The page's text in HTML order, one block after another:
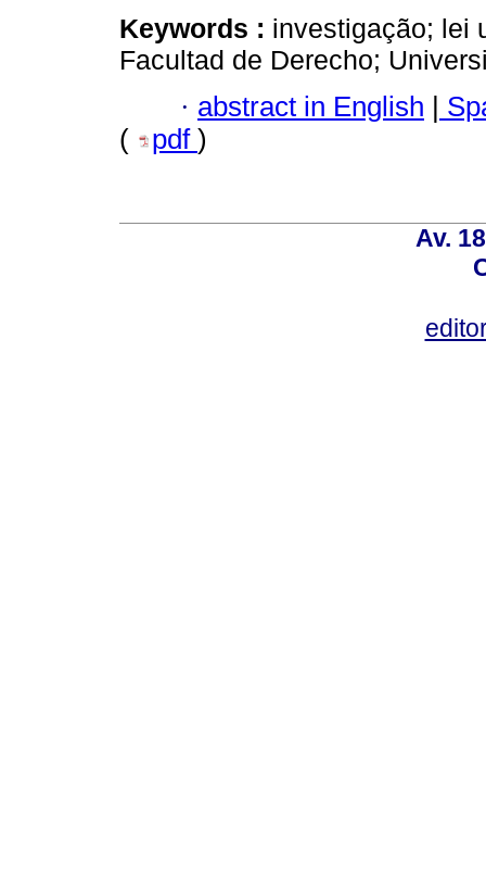
Keywords : investigação; lei
Facultad de Derecho;
· abstract in English |
(
pdf )
Av.